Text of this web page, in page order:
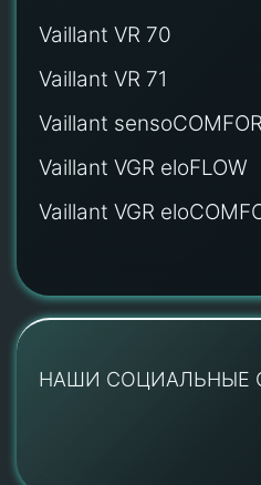
Vaillant VR 70
Vaillant VR 71
Vaillant
Vaillant VGR eloFLOW
Vaillant VGR
НАШИ СОЦИАЛЬНЫЕ